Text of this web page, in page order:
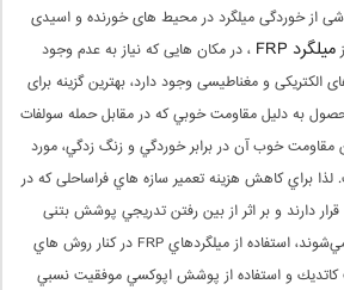
از خوردگی میلگرد در محیط های خورنده و اسیدی
میلگرد FRP ، در مکان هایی که نیاز به عدم وجود
و مغناطیسی وجود دارد، بهترین گزینه برای
به دليل مقاومت خوبي كه در مقابل حمله سولفات
مقاومت خوب آن در برابر خوردگي و زنگ زدگي، مورد
لذا براي كاهش هزينه تعمير سازه هاي فراساحلی كه در
دارند و بر اثر از بين رفتن تدريجي پوشش بتنی
ميلگردهاي فولادي تخريب مي‌شوند، استفاده از ميلگردهاي FRP در كنار روش هاي
و استفاده از پوشش اپوكسي موفقيت نسبي